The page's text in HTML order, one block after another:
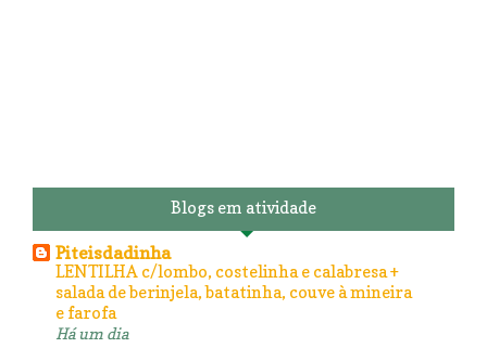
Blogs em atividade
Piteisdadinha
LENTILHA c/lombo, costelinha e calabresa +
salada de berinjela, batatinha, couve à mineira
e farofa
Há um dia